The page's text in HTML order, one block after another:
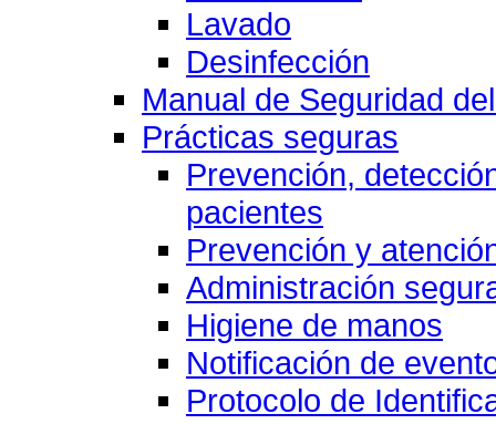
Lavado
Desinfección
Manual de Seguridad
Prácticas seguras
Prevención,
pacientes
Prevención y
Administración
Higiene de manos
Notificación de
Protocolo de